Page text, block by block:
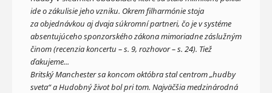
ide o zákulisie jeho vzniku. Okrem filharmónie stoja
za objednávkou aj dvaja súkromní partneri, čo je v systéme
absentujúceho sponzorského zákona mimoriadne záslužným
činom (recenzia koncertu – s. 9, rozhovor – s. 24). Tiež
ďakujeme...
Britský Manchester sa koncom októbra stal centrom „hudby
sveta“ a Hudobný život bol pri tom. Najväčšia medzinárodná